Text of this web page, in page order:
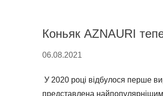
Коньяк AZNAURI
06.08.2021
У 2020 році відбулося перше
представлена